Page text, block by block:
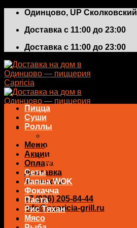
Skip
content
Одинцово, UP Сколковский
Доставка с 11:00 до 23:00
Доставка с 11:00 до 23:00
Меню
Акции
Оплата
Доставка
Контакты
+7 (926) 205-84-44
info@capricia-grill.ru
0₽
Пицца
Суши
Роллы
Запеченные роллы
Теплые роллы
Классические роллы
Сеты
Лапша WOK
Фокачча
Паста
Рис Тяхан
Мясо